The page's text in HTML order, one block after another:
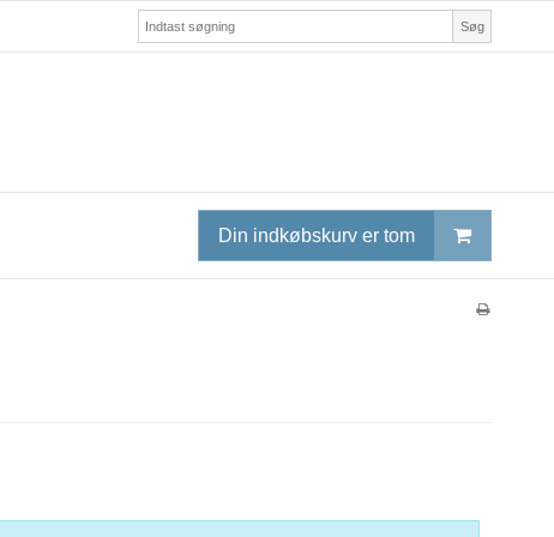
Søg
Din indkøbskurv er tom